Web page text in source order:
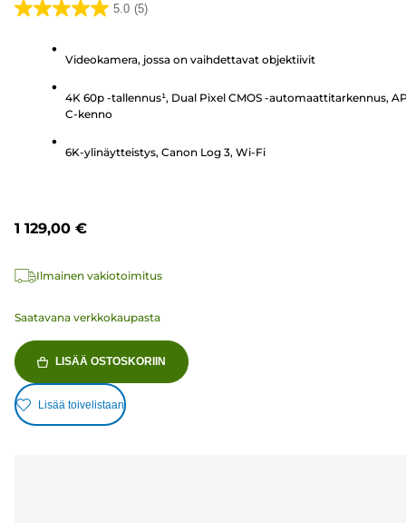
5.0 (5)
5.0/5
arvostelua
Videokamera, jossa on vaihdettavat objektiivit
4K 60p -tallennus¹, Dual Pixel CMOS -automaattitarkennus,
C-kenno
6K-ylinäytteistys, Canon Log 3, Wi-Fi
1 129,00 €
Ilmainen vakiotoimitus
Saatavana verkkokaupasta
LISÄÄ OSTOSKORIIN
Lisää toivelistaan